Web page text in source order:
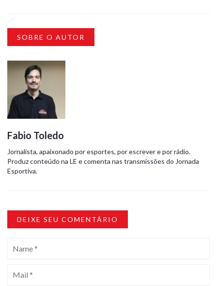
SOBRE O AUTOR
Fabio Toledo
Jornalista, apaixonado por esportes, por escrever e por rádio.
Produz conteúdo na LE e comenta nas transmissões do Jornada
Esportiva.
DEIXE SEU COMENTÁRIO